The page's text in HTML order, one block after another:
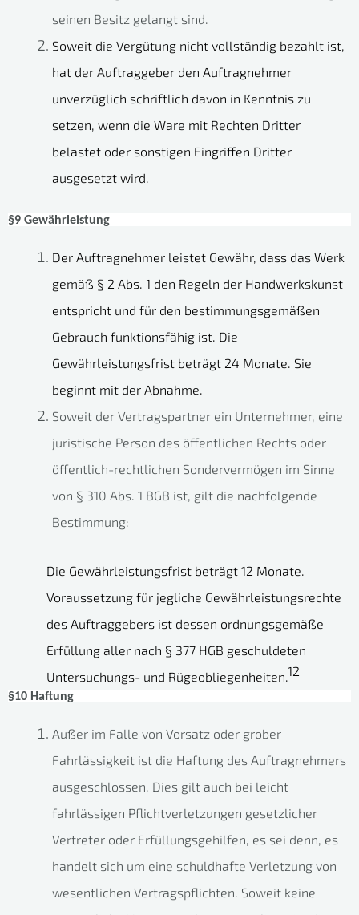
seinen Besitz gelangt sind.
Soweit die Vergütung nicht vollständig bezahlt ist,
hat der Auftraggeber den Auftragnehmer
unverzüglich schriftlich davon in Kenntnis zu
setzen, wenn die Ware mit Rechten Dritter
belastet oder sonstigen Eingriffen Dritter
ausgesetzt wird.
§9 Gewährleistung
Der Auftragnehmer leistet Gewähr, dass das Werk
gemäß § 2 Abs. 1 den Regeln der Handwerkskunst
entspricht und für den bestimmungsgemäßen
Gebrauch funktionsfähig ist. Die
Gewährleistungsfrist beträgt 24 Monate. Sie
beginnt mit der Abnahme.
Soweit der Vertragspartner ein Unternehmer, eine
juristische Person des öffentlichen Rechts oder
öffentlich-rechtlichen Sondervermögen im Sinne
von § 310 Abs. 1 BGB ist, gilt die nachfolgende
Bestimmung:
Die Gewährleistungsfrist beträgt 12 Monate.
Voraussetzung für jegliche Gewährleistungsrechte
des Auftraggebers ist dessen ordnungsgemäße
Erfüllung aller nach § 377 HGB geschuldeten
Untersuchungs- und Rügeobliegenheiten.12
§10 Haftung
Außer im Falle von Vorsatz oder grober
Fahrlässigkeit ist die Haftung des Auftragnehmers
ausgeschlossen. Dies gilt auch bei leicht
fahrlässigen Pflichtverletzungen gesetzlicher
Vertreter oder Erfüllungsgehilfen, es sei denn, es
handelt sich um eine schuldhafte Verletzung von
wesentlichen Vertragspflichten. Soweit keine